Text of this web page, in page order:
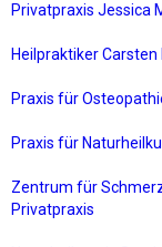
Privatpraxis Jessica
Heilpraktiker Carsten
Praxis für
Praxis für
Zentrum für
Privatpraxis